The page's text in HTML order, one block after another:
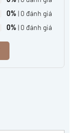
0% | 0 đánh giá
0% | 0 đánh giá